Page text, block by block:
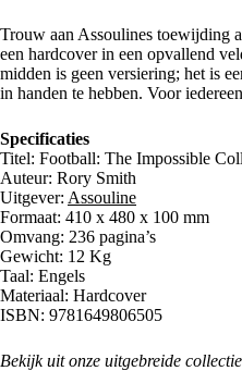
Trouw aan Assoulines toewijding
een hardcover in een opvallend
midden is geen versiering; het is
in handen te hebben. Voor
Specificaties
Titel: Football: The Impossible
Auteur: Rory Smith
Uitgever: Assouline
Formaat: 410 x 480 x 100 mm
Omvang: 236 pagina’s
Gewicht: 12 Kg
Taal: Engels
Materiaal: Hardcover
ISBN: 9781649806505
Bekijk uit onze uitgebreide